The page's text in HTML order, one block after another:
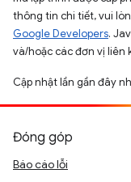
thông tin chi tiết, vui
Google Developers.
và/hoặc các đơn vị liên
Cập nhật lần gần đây
Đóng góp
Báo cáo lỗi